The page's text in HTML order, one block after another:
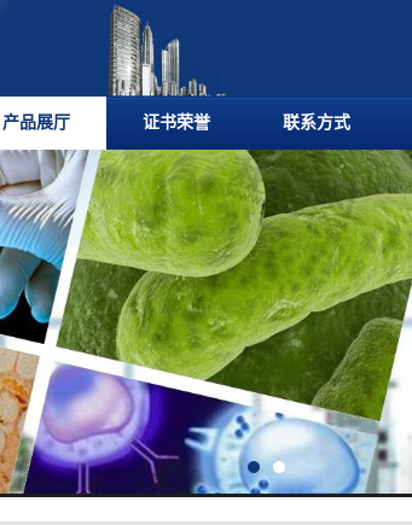
产品展厅 证书荣誉 联系方式